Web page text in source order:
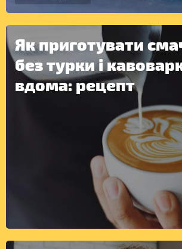
Як приготувати
без турки і
вдома: рецепт